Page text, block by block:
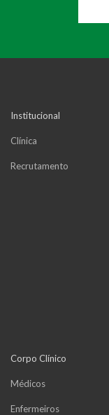
Institucional
Clínica
Recrutamento
Corpo Clínico
Médicos
Enfermeiros